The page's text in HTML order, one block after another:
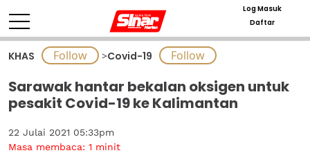
Log Masuk
Daftar
KHAS >Covid-19
Sarawak hantar bekalan oksigen untuk
pesakit Covid-19 ke Kalimantan
22 Julai 2021 05:33pm
Masa membaca: 1 minit